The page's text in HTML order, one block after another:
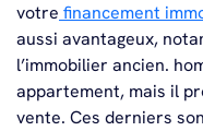
votre financement
aussi avantageux,
l’immobilier ancien.
appartement, mais il
vente. Ces derniers